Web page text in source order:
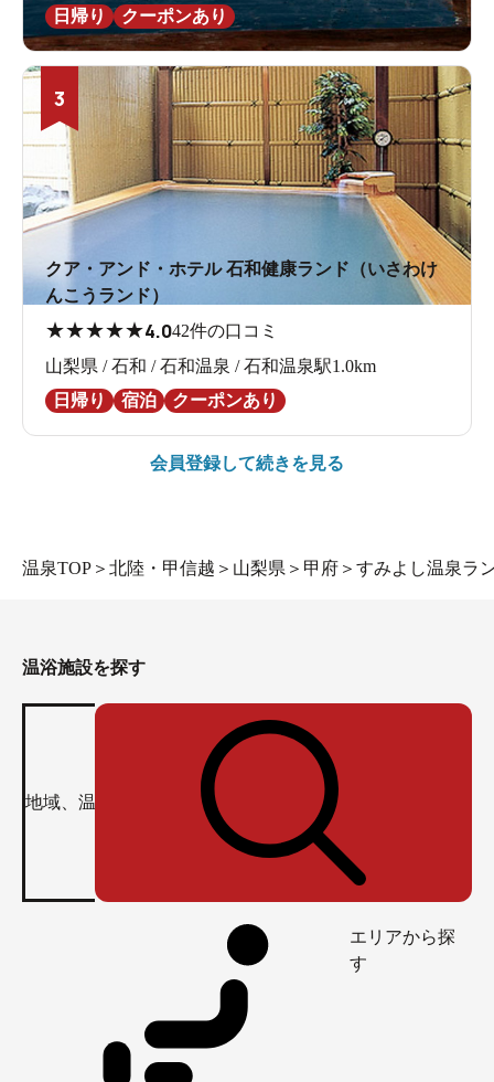
日帰り
クーポンあり
3
クア・アンド・ホテル 石和健康ランド（いさわけ
んこうランド）
★★★★★4.042件の口コミ
山梨県 / 石和 / 石和温泉 / 石和温泉駅1.0km
日帰り
宿泊 クーポンあり
会員登録して続きを見る
温泉TOP ＞ 北陸・甲信越 ＞ 山梨県 ＞ 甲府 ＞ すみよし温泉ラ
温浴施設を探す
エリアから探
す